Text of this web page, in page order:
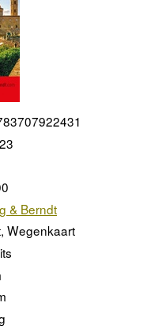
& Berndt
Wegenkaart